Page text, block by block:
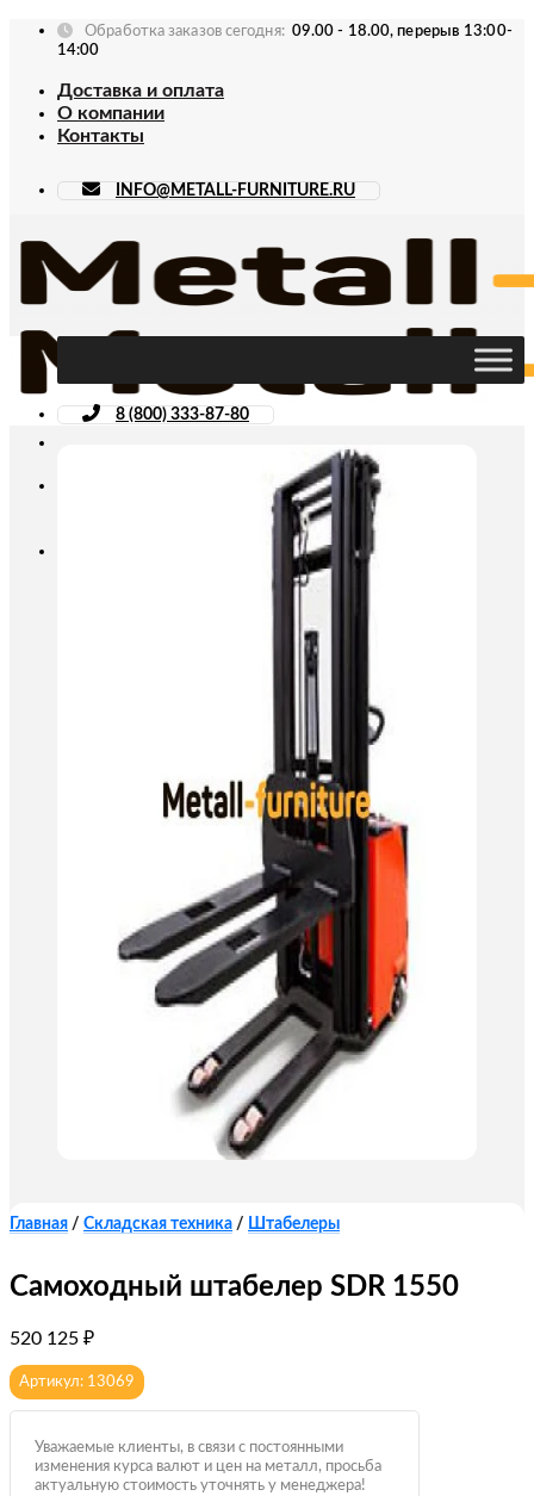
Skip
Обработка заказов сегодня: 09.00 - 18.00, перерыв 13:00-
14:00
Доставка и оплата
О компании
Контакты
INFO@METALL-FURNITURE.RU
8 (800) 333-87-80
Главная / Складская техника / Штабелеры
Самоходный штабелер SDR 1550
520 125 ₽
Артикул: 13069
Уважаемые клиенты, в связи с постоянными
изменения курса валют и цен на металл, просьба
актуальную стоимость уточнять у менеджера!